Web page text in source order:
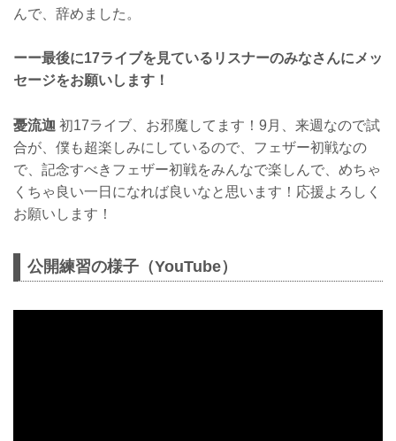
んで、辞めました。
ーー最後に17ライブを見ているリスナーのみなさんにメッ
セージをお願いします！
憂流迦 初17ライブ、お邪魔してます！9月、来週なので試
合が、僕も超楽しみにしているので、フェザー初戦なの
で、記念すべきフェザー初戦をみんなで楽しんで、めちゃ
くちゃ良い一日になれば良いなと思います！応援よろしく
お願いします！
公開練習の様子（YouTube）